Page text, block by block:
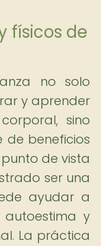
físicos de
no solo
y aprender
sino
de beneficios
de vista
ser una
ayudar a
autoestima y
La práctica